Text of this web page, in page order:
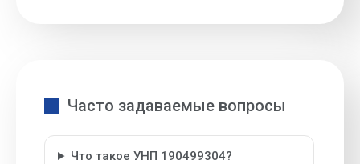
Часто задаваемые вопросы
Что такое УНП 190499304?